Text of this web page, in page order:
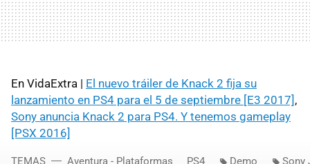
En VidaExtra | El nuevo tráiler de Knack 2 fija su
lanzamiento en PS4 para el 5 de septiembre [E3 2017] ,
Sony anuncia Knack 2 para PS4. Y tenemos gameplay
[PSX 2016]
TEMAS Aventura - Plataformas PS4 Demo Sony